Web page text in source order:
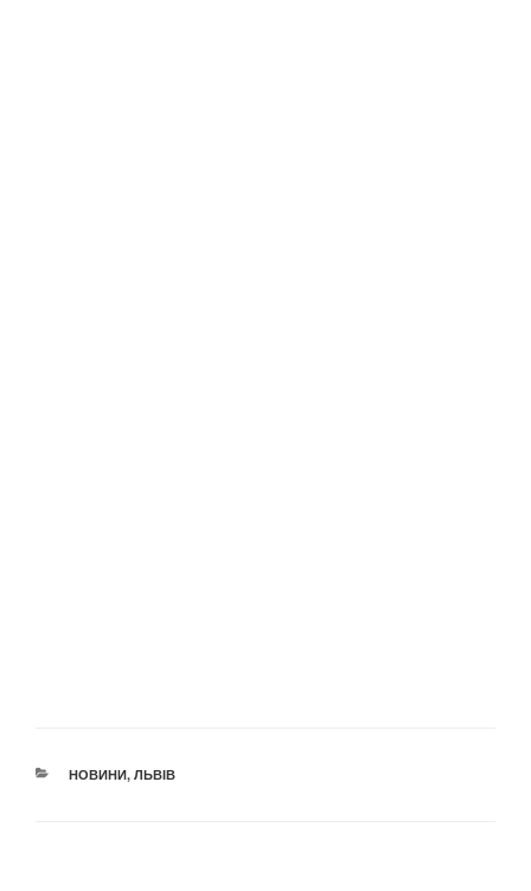
КАТЕГОРІЇ
НОВИНИ, ЛЬВІВ